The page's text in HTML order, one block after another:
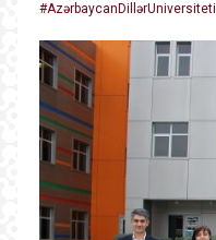
#AzərbaycanDillərUniversiteti